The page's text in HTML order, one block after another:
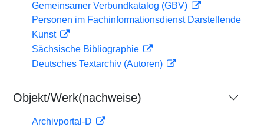
Gemeinsamer Verbundkatalog (GBV)
Personen im Fachinformationsdienst Darstellende
Kunst
Sächsische Bibliographie
Deutsches Textarchiv (Autoren)
Objekt/Werk(nachweise)
Archivportal-D